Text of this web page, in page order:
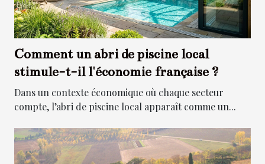
Comment un abri de piscine local
stimule-t-il l'économie française ?
Dans un contexte économique où chaque secteur
compte, l’abri de piscine local apparaît comme un...